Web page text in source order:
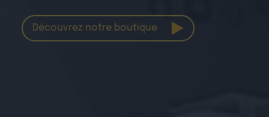
Découvrez notre boutique